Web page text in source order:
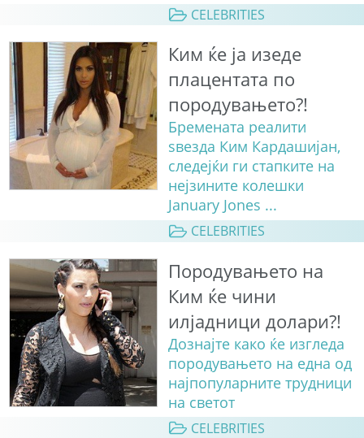
CELEBRITIES
Ким ќе ја изеде
плацентата по
породувањето?!
Бремената реалити
ѕвезда Ким Кардашијан,
следејќи ги стапките на
нејзините колешки
January Jones ...
CELEBRITIES
Породувањето на
Ким ќе чини
илјадници долари?!
Дознајте како ќе изгледа
породувањето на една од
најпопуларните трудници
на светот
CELEBRITIES